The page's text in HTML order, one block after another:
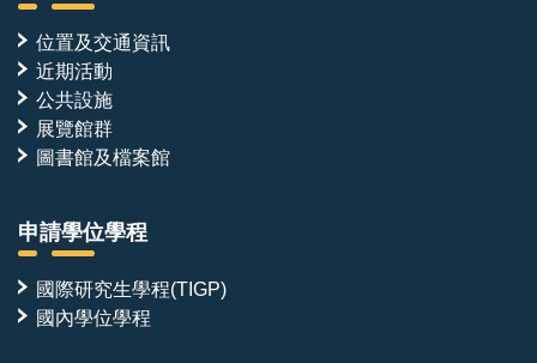
位置及交通資訊
近期活動
公共設施
展覽館群
圖書館及檔案館
申請學位學程
國際研究生學程(TIGP)
國內學位學程